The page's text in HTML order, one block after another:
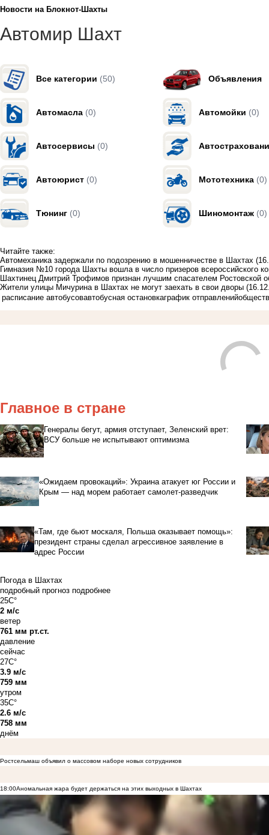
Новости на Блoкнoт-Шахты
Автомир Шахт
Все категории (50) Объявления
Автомасла (0) Автомойки (0)
Автосервисы (0)
Автоюрист (0) Мототехника (0)
Тюнинг (0) Шиномонтаж (0)
Читайте также:
Автомеханика задержали по подозрению в мошенничестве в Шахтах
Гимназия №10 города Шахты вошла в число призеров всероссийского
Шахтинец Дмитрий Трофимов признан лучшим спасателем Ростовской
Жители улицы Мичурина в Шахтах не могут заехать в свои дворы
расписание автобусовавтобусная остановкаграфик отправлений
Главное в стране
Генералы бегут, армия отступает, Зеленский врет:
ВСУ больше не испытывают оптимизма
«Ожидаем провокаций»: Украина атакует юг России и
Крым — над морем работает самолет-разведчик
«Там, где бьют москаля, Польша оказывает помощь»:
президент страны сделал агрессивное заявление в
адрес России
Погода в Шахтах
подробный прогноз подробнее
25C°
2 м/с
ветер
761 мм рт.ст.
давление
сейчас
27C°
3.9 м/с
759 мм
утром
35C°
2.6 м/с
758 мм
днём
Ростсельмаш объявил о массовом наборе новых сотрудников
18:00Аномальная жара будет держаться на этих выходных в Шахтах